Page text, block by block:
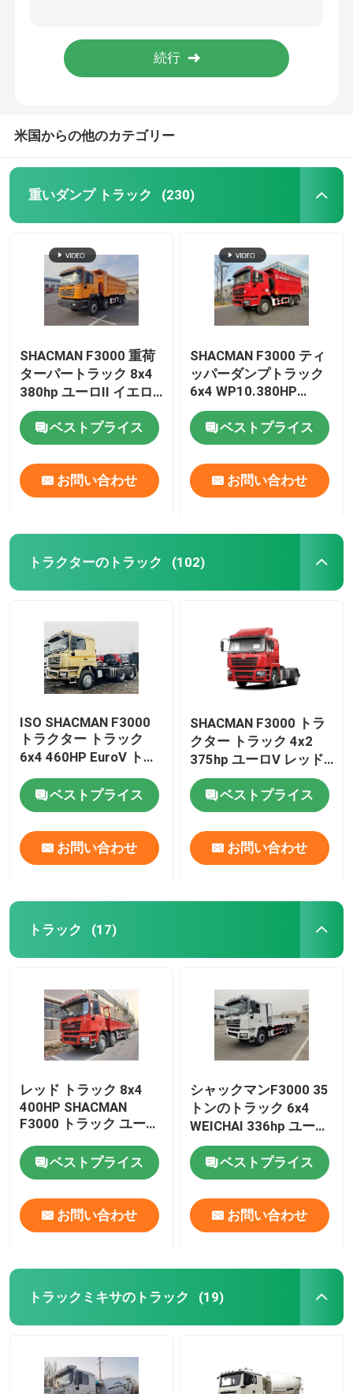
トラック
クレーン貨物トラック
特別 トラック
貨物トラック
オイルタンクトラック
圧縮式ゴミ箱
半トレーラー
米国からの他のカテゴリー
重いダンプ トラック (230)
SHACMAN F3000 重荷
ターパートラック 8x4
380hp ユーロII イエロ
ー ダンプトラック
WEICHAIベストプライス
お問い合わせ
SHACMAN F3000 ティ
ッパーダンプトラック
6x4 WP10.380HP
5175mmのユーロII レ
ッド10タイヤ
ベストプライス
お問い合わせ
トラクターのトラック (102)
ISO SHACMAN F3000
トラクター トラック
6x4 460HP EuroV トラ
ックヘッド トラクター
ベストプライス
お問い合わせ
SHACMAN F3000 トラ
クター トラック 4x2
375hp ユーロV レッド
重荷 トラック
ベストプライス
お問い合わせ
トラック (17)
レッド トラック 8x4
400HP SHACMAN
F3000 トラック ユーロ
ベストプライス
お問い合わせ
シャックマンF3000 35
トンのトラック 6x4
WEICHAI 336hp ユーロ
V ホワイト貨物トラッ
ク
ベストプライス
お問い合わせ
トラックミキサのトラック (19)